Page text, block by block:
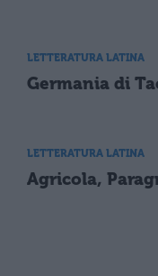
LETTERATURA LATINA
Germania di
LETTERATURA LATINA
Agricola,